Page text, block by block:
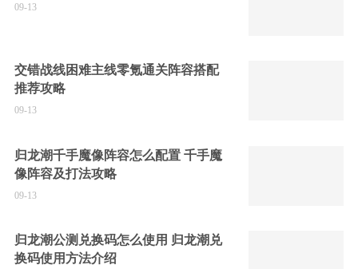
09-13
交错战线困难主线零氪通关阵容搭配
推荐攻略
09-13
归龙潮千手魔像阵容怎么配置 千手魔
像阵容及打法攻略
09-13
归龙潮公测兑换码怎么使用 归龙潮兑
换码使用方法介绍